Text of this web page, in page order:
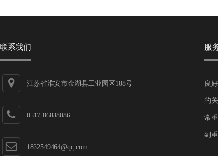
联系我们
江苏省淮安市金湖县工业园区188号
0517-86888086
1832549464@qq.com
服
良
的
常
到